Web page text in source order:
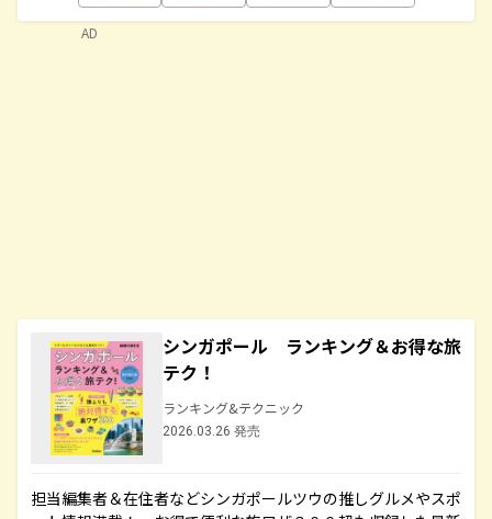
シンガポール ランキング＆お得な旅
テク！
ランキング&テクニック
2026.03.26 発売
担当編集者＆在住者などシンガポールツウの推しグルメやスポ
AD